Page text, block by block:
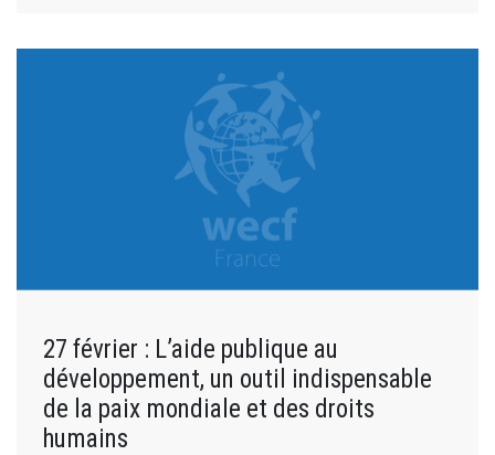
27 février : L’aide publique au
développement, un outil indispensable
de la paix mondiale et des droits
humains